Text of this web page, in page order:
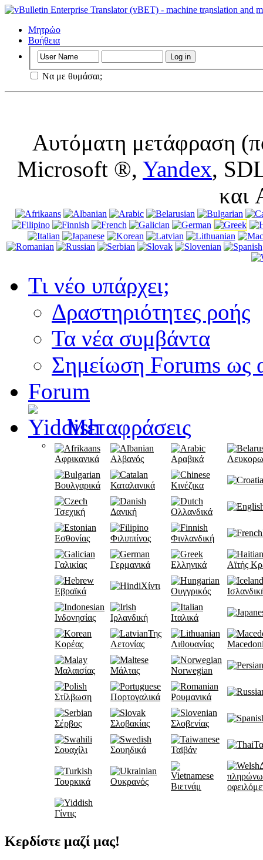
Σημαντικό:
Μητρώο
Βοήθεια
Να με θυμάσαι;
Αυτόματη μετάφραση
Microsoft ®, Yandex,
και
Τι νέο υπάρχει;
Δραστηριότητες ροής
Τα νέα συμβάντα
Σημείωση Forums ως
Forum
Μεταφράσεις
Αφρικανικά Αλβανός Αραβικά
Βουλγαρικά Καταλανικά Κινέζικα
Τσεχική Δανική Ολλανδικά
Εσθονίας Φιλιππίνος Φινλανδική
Γαλικίας Γερμανικά Ελληνικά Αϊτής
Εβραϊκά
Χίντι
Ουγγρικός
Ινδονησίας Ιρλανδική Ιταλικά
Κορέας
Της
Λετονίας
Λιθουανίας
Μαλαισίας Μάλτας Norwegian
Στίλβωση Πορτογαλικά Ρουμανικά
Σέρβος Σλοβακίας Σλοβενίας
Σουαχίλι Σουηδικά Ταϊβάν
Τουρκικά Ουκρανός Βιετνάμ
Γίντις
Κερδίστε μαζί μας!